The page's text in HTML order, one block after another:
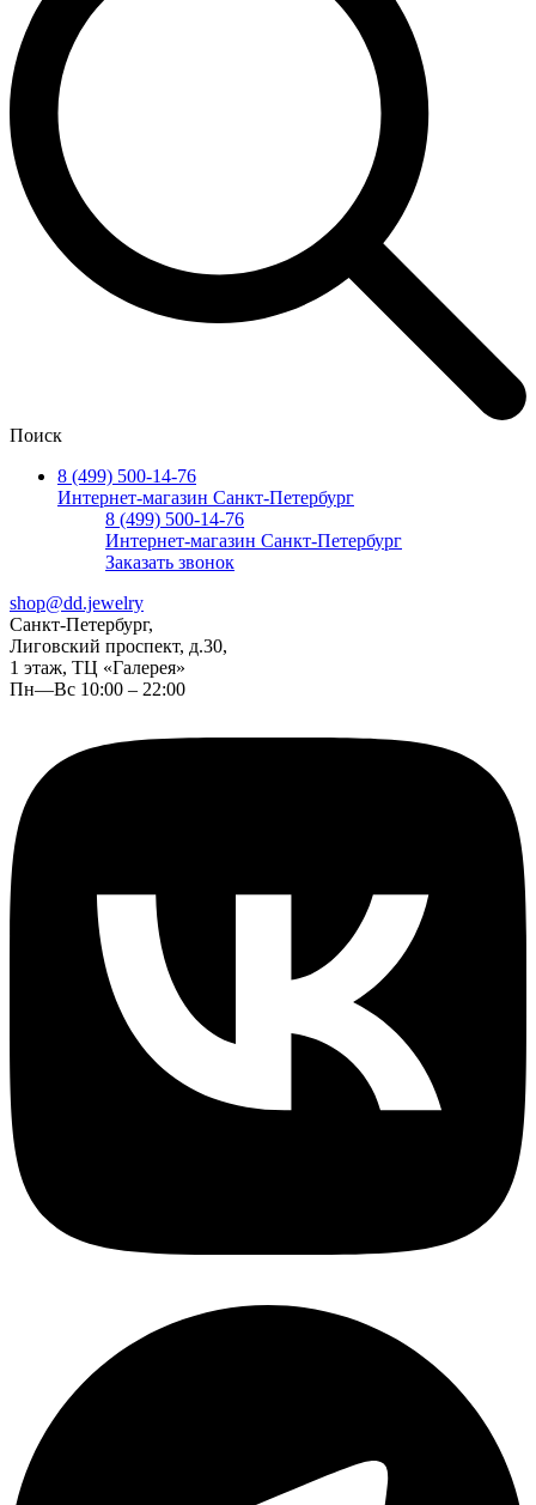
Поиск
8 (499) 500-14-76
Интернет-магазин Санкт-Петербург
8 (499) 500-14-76
Интернет-магазин Санкт-Петербург
Заказать звонок
shop@dd.jewelry
Санкт-Петербург,
Лиговский проспект, д.30,
1 этаж, ТЦ «Галерея»
Пн—Вс 10:00 – 22:00